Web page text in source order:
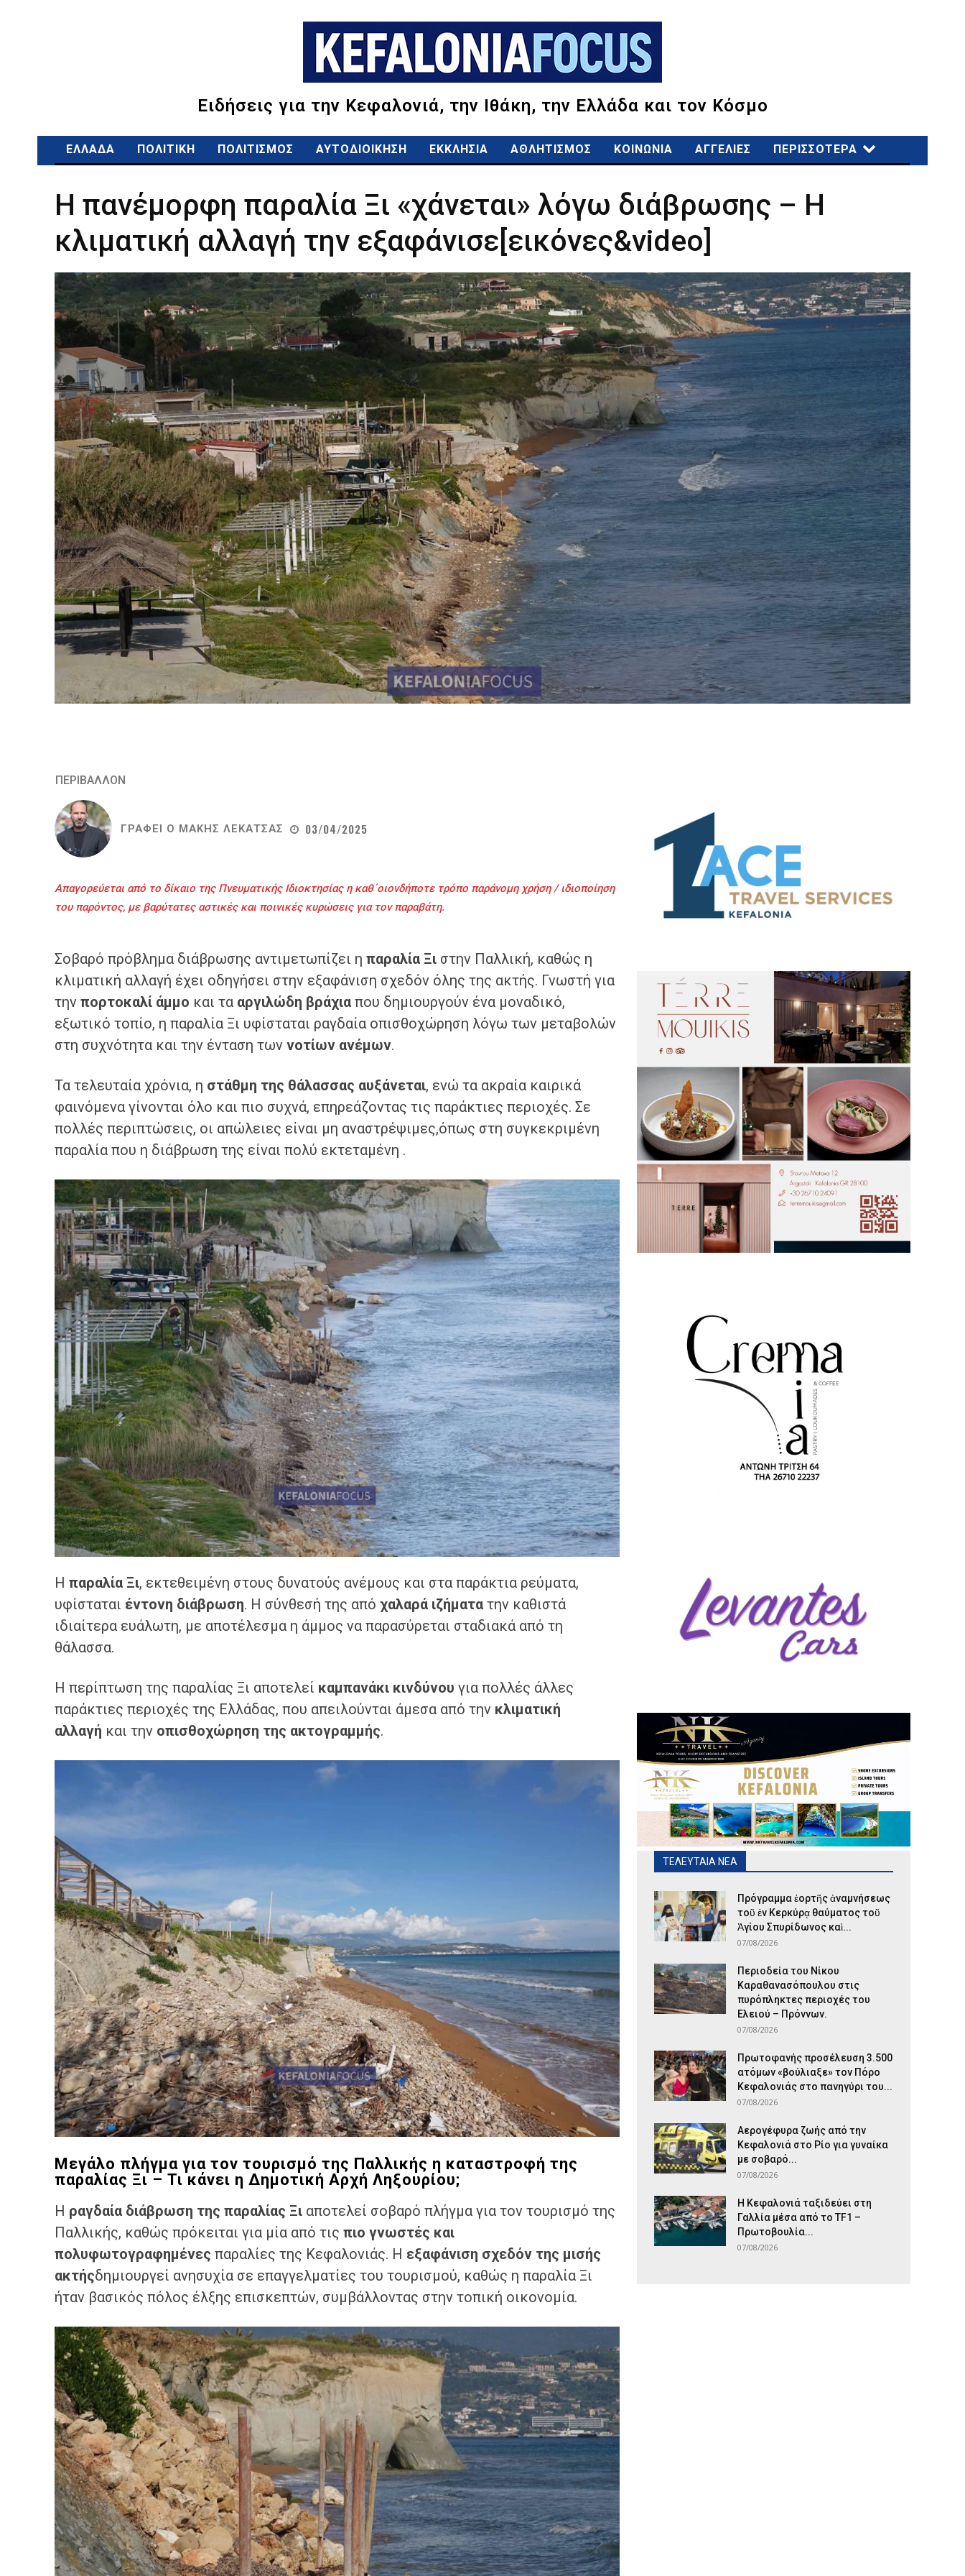
Ειδήσεις για την Κεφαλονιά, την Ιθάκη, την Ελλάδα και τον Κόσμο
ΕΛΛΑΔΑ ΠΟΛΙΤΙΚΗ ΠΟΛΙΤΙΣΜΟΣ ΑΥΤΟΔΙΟΙΚΗΣΗ ΕΚΚΛΗΣΙΑ ΑΘΛΗΤΙΣΜΟΣ ΚΟΙΝΩΝΙΑ ΑΓΓΕΛΙΕΣ ΠΕΡΙΣΣΟΤΕΡΑ
Η πανέμορφη παραλία Ξι «χάνεται» λόγω διάβρωσης – Η
κλιματική αλλαγή την εξαφάνισε[εικόνες&video]
ΠΕΡΙΒΑΛΛΟΝ
ΓΡΑΦΕΙ Ο ΜΑΚΗΣ ΛΕΚΑΤΣΑΣ 03/04/2025
Απαγορεύεται από το δίκαιο της Πνευματικής Ιδιοκτησίας η καθ΄οιονδήποτε τρόπο παράνομη χρήση / ιδιοποίηση
του παρόντος, με βαρύτατες αστικές και ποινικές κυρώσεις για τον παραβάτη.
Σοβαρό πρόβλημα διάβρωσης αντιμετωπίζει η παραλία Ξι στην Παλλική, καθώς η
κλιματική αλλαγή έχει οδηγήσει στην εξαφάνιση σχεδόν όλης της ακτής. Γνωστή για
την πορτοκαλί άμμο και τα αργιλώδη βράχια που δημιουργούν ένα μοναδικό,
εξωτικό τοπίο, η παραλία Ξι υφίσταται ραγδαία οπισθοχώρηση λόγω των μεταβολών
στη συχνότητα και την ένταση των νοτίων ανέμων.
Τα τελευταία χρόνια, η στάθμη της θάλασσας αυξάνεται, ενώ τα ακραία καιρικά
φαινόμενα γίνονται όλο και πιο συχνά, επηρεάζοντας τις παράκτιες περιοχές. Σε
πολλές περιπτώσεις, οι απώλειες είναι μη αναστρέψιμες,όπως στη συγκεκριμένη
παραλία που η διάβρωση της είναι πολύ εκτεταμένη .
Η παραλία Ξι, εκτεθειμένη στους δυνατούς ανέμους και στα παράκτια ρεύματα,
υφίσταται έντονη διάβρωση. Η σύνθεσή της από χαλαρά ιζήματα την καθιστά
ιδιαίτερα ευάλωτη, με αποτέλεσμα η άμμος να παρασύρεται σταδιακά από τη
θάλασσα.
Η περίπτωση της παραλίας Ξι αποτελεί καμπανάκι κινδύνου για πολλές άλλες
παράκτιες περιοχές της Ελλάδας, που απειλούνται άμεσα από την κλιματική
αλλαγή και την οπισθοχώρηση της ακτογραμμής.
Μεγάλο πλήγμα για τον τουρισμό της Παλλικής η καταστροφή της
παραλίας Ξι – Τι κάνει η Δημοτική Αρχή Ληξουρίου;
Η ραγδαία διάβρωση της παραλίας Ξι αποτελεί σοβαρό πλήγμα για τον τουρισμό της
Παλλικής, καθώς πρόκειται για μία από τις πιο γνωστές και
πολυφωτογραφημένες παραλίες της Κεφαλονιάς. Η εξαφάνιση σχεδόν της μισής
ακτήςδημιουργεί ανησυχία σε επαγγελματίες του τουρισμού, καθώς η παραλία Ξι
ήταν βασικός πόλος έλξης επισκεπτών, συμβάλλοντας στην τοπική οικονομία.
ΤΕΛΕΥΤΑΙΑ ΝΕΑ
Πρόγραμμα ἑορτῆς ἀναμνήσεως
τοῦ ἐν Κερκύρᾳ θαύματος τοῦ
Ἁγίου Σπυρίδωνος καὶ...
07/08/2026
Περιοδεία του Νίκου
Καραθανασόπουλου στις
πυρόπληκτες περιοχές του
Ελειού – Πρόννων.
07/08/2026
Πρωτοφανής προσέλευση 3.500
ατόμων «βούλιαξε» τον Πόρο
Κεφαλονιάς στο πανηγύρι του...
07/08/2026
Αερογέφυρα ζωής από την
Κεφαλονιά στο Ρίο για γυναίκα
με σοβαρό...
07/08/2026
Η Κεφαλονιά ταξιδεύει στη
Γαλλία μέσα από το TF1 –
Πρωτοβουλία...
07/08/2026